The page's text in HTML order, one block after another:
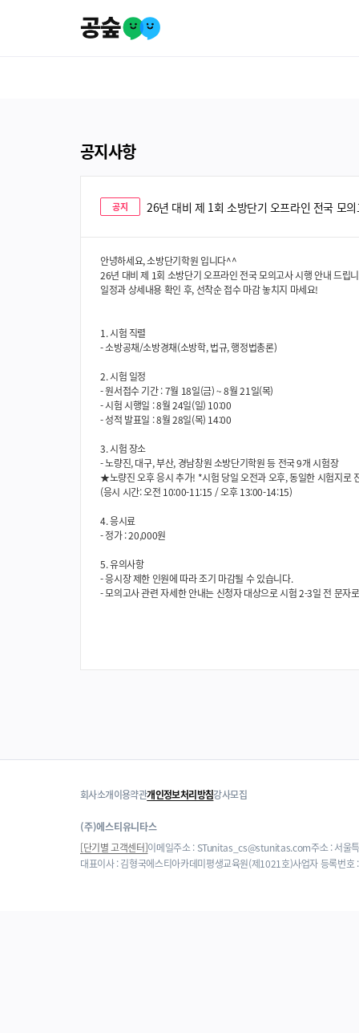
공지사항
공지 26년 대비 제 1회 소방단기 오프라인 전국 모
안녕하세요, 소방단기학원 입니다^^
26년 대비 제 1회 소방단기 오프라인 전국 모의고사 시행 안내 드립
일정과 상세내용 확인 후, 선착순 접수 마감 놓치지 마세요!
1. 시험 직렬
- 소방공채/소방경채(소방학, 법규, 행정법총론)
2. 시험 일정
- 원서접수 기간 : 7월 18일(금) ~ 8월 21일(목)
- 시험 시행일 : 8월 24일(일) 10:00
- 성적 발표일 : 8월 28일(목) 14:00
3. 시험 장소
- 노량진, 대구, 부산, 경남창원 소방단기학원 등 전국 9개 시험장
★노량진 오후 응시 추가! *시험 당일 오전과 오후, 동일한 시험지로
(응시 시간: 오전 10:00-11:15 / 오후 13:00-14:15)
4. 응시료
- 정가 : 20,000원
5. 유의사항
- 응시장 제한 인원에 따라 조기 마감될 수 있습니다.
- 모의고사 관련 자세한 안내는 신청자 대상으로 시험 2-3일 전 문자
회사소개이용약관개인정보처리방침강사모집
(주)에스티유니타스
[단기별 고객센터]이메일주소 : STunitas_cs@stunitas.com주소 : 서울
대표이사 : 김형국에스티아카데미평생교육원(제1021호)사업자 등록번